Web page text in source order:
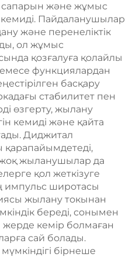
сапарын және жұмыс
кемиді. Пайдаланушылар
және перенеліктік
ол жұмыс
қозғалуға қолайлы
функциялардан
басқару
стабилитет пен
өзгерту, жылану
кемиді және қайта
Диджитал
жоқ жыланушылар да
қол жеткізуге
широтасы
жылану токынан
береді, сонымен
кемір болмаған
сай болады.
бірнеше